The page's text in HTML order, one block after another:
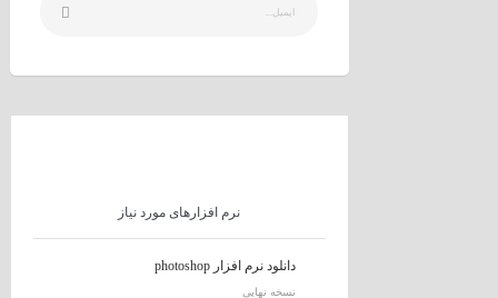
نرم افزارهای مورد نیاز
دانلود نرم افزار photoshop
نسخه نهایی